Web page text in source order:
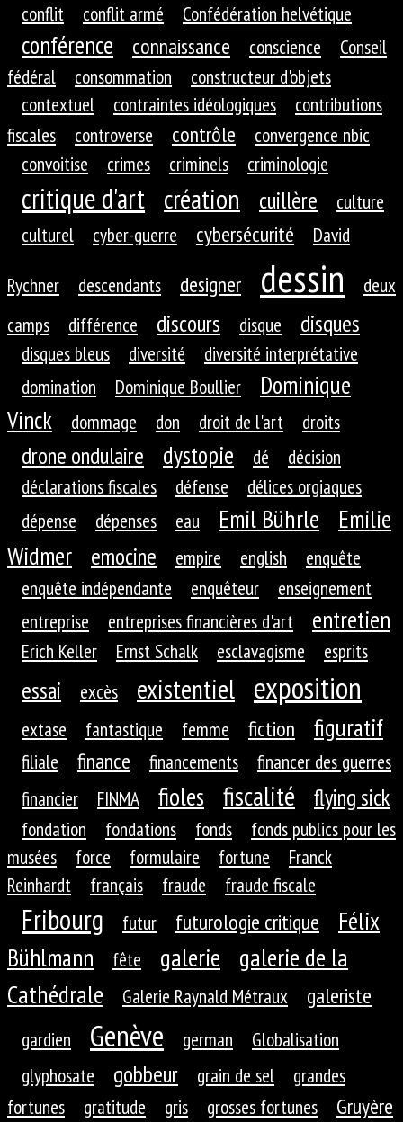
conflit conflit armé Confédération helvétique
conférence connaissance conscience
Conseil
fédéral
consommation
constructeur d'objets
contextuel
contraintes idéologiques
contributions
fiscales
controverse contrôle
convergence nbic
convoitise
crimes criminels criminologie
critique d'art création cuillère
culture
culturel
cyber-guerre cybersécurité
David
Rychner
descendants designer dessin
deux
camps
différence discours disque disques
disques bleus diversité
diversité interprétative
domination
Dominique Boullier
Dominique
Vinck
dommage don droit de l'art droits
drone ondulaire dystopie dé
décision
déclarations fiscales
défense
délices orgiaques
dépense
dépenses eau Emil Bührle
Emilie
Widmer
emocine empire english
enquête
enquête indépendante
enquêteur
enseignement
entreprise
entreprises financières d'art entretien
Erich Keller Ernst Schalk esclavagisme esprits
essai excès existentiel exposition
extase fantastique femme fiction figuratif
filiale finance financements
financer des guerres
financier
FINMA fioles fiscalité flying sick
fondation fondations fonds
fonds publics pour les
musées
force formulaire fortune
Franck
Reinhardt
français fraude fraude fiscale
Fribourg futur futurologie critique
Félix
Bühlmann
fête galerie
galerie de la
Cathédrale
Galerie Raynald Métraux galeriste
gardien Genève german
Globalisation
glyphosate
gobbeur grain de sel
grandes
fortunes
gratitude gris grosses fortunes Gruyère